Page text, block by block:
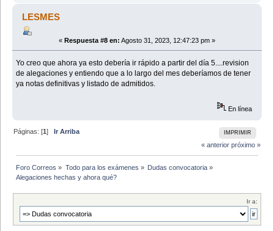
LESMES
« Respuesta #8 en: Agosto 31, 2023, 12:47:23 pm »
Yo creo que ahora ya esto debería ir rápido a partir del día 5....revision
de alegaciones y entiendo que a lo largo del mes deberíamos de tener
ya notas definitivas y listado de admitidos.
En línea
IMPRIMIR
Páginas: [1]
Ir Arriba
« anterior próximo »
Foro Correos » Todo para los exámenes » Dudas convocatoria»
Alegaciones hechas y ahora qué?
Ir a: